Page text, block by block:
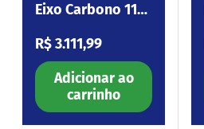
Eixo Carbono 110-
Preço normal
R$ 3.111,99
Adicionar ao
carrinho